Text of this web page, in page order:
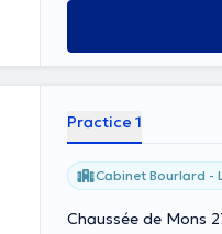
Practice 1
Cabinet Bourlard -
Chaussée de Mons